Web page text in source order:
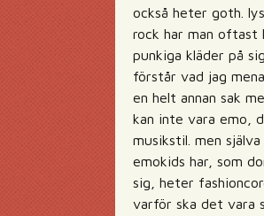
också heter goth.
rock har man oftast
punkiga kläder på
förstår vad jag
en helt annan sak
kan inte vara emo,
musikstil. men
emokids har, som
sig, heter
varför ska det vara